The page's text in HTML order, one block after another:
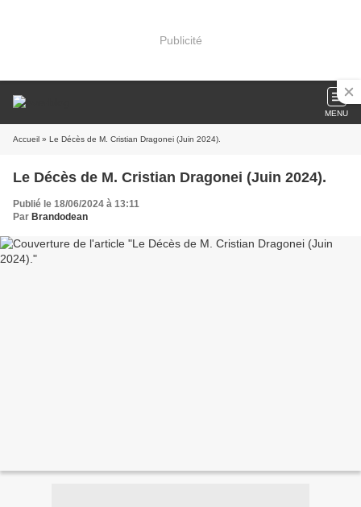
Publicité
MENU
Accueil » Le Décès de M. Cristian Dragonei (Juin 2024).
Le Décès de M. Cristian Dragonei (Juin 2024).
Publié le 18/06/2024 à 13:11
Par Brandodean